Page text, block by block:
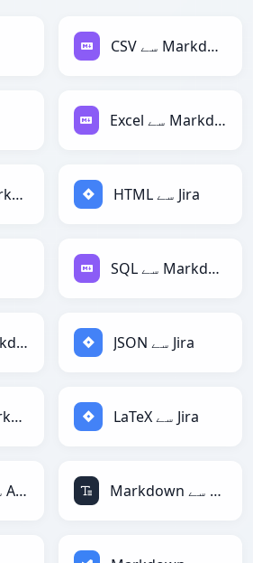
CSV سے Markdown
Excel سے Markdown
HTML سے Markdown HTML سے Jira
SQL سے Markdown
JSON سے Markdown JSON سے Jira
LaTeX سے Markdown LaTeX سے Jira
Markdown سے ActionScript Markdown سے ASCII